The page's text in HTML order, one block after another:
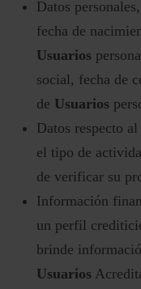
Datos
fecha de
Usuarios
social, fecha de
de Usuarios
Datos respecto
el tipo de
de verificar su
Información
un perfil
brinde
Usuarios